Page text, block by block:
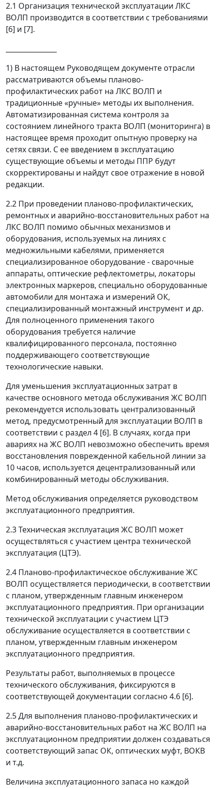
2.1 Организация технической эксплуатации ЛКС
ВОЛП производится в соответствии с требованиями
[6] и [7].
1) В настоящем Руководящем документе отрасли
рассматриваются объемы планово-
профилактических работ на ЛКС ВОЛП и
традиционные «ручные» методы их выполнения.
Автоматизированная система контроля за
состоянием линейного тракта ВОЛП (мониторинга) в
настоящее время проходит опытную проверку на
сетях связи. С ее введением в эксплуатацию
существующие объемы и методы ППР будут
скорректированы и найдут свое отражение в новой
редакции.
2.2 При проведении планово-профилактических,
ремонтных и аварийно-восстановительных работ на
ЛКС ВОЛП помимо обычных механизмов и
оборудования, используемых на линиях с
медножильными кабелями, применяется
специализированное оборудование - сварочные
аппараты, оптические рефлектометры, локаторы
электронных маркеров, специально оборудованные
автомобили для монтажа и измерений ОК,
специализированный монтажный инструмент и др.
Для полноценного применения такого
оборудования требуется наличие
квалифицированного персонала, постоянно
поддерживающего соответствующие
технологические навыки.
Для уменьшения эксплуатационных затрат в
качестве основного метода обслуживания ЖС ВОЛП
рекомендуется использовать централизованный
метод, предусмотренный для эксплуатации ВОЛП в
соответствии с раздел 4 [6]. В случаях, когда при
авариях на ЖС ВОЛП невозможно обеспечить время
восстановления поврежденной кабельной линии за
10 часов, используется децентрализованный или
комбинированный методы обслуживания.
Метод обслуживания определяется руководством
эксплуатационного предприятия.
2.3 Техническая эксплуатация ЖС ВОЛП может
осуществляться с участием центра технической
эксплуатация (ЦТЭ).
2.4 Планово-профилактическое обслуживание ЖС
ВОЛП осуществляется периодически, в соответствии
с планом, утвержденным главным инженером
эксплуатационного предприятия. При организации
технической эксплуатации с участием ЦТЭ
обслуживание осуществляется в соответствии с
планом, утвержденным главным инженером
эксплуатационного предприятия.
Результаты работ, выполняемых в процессе
технического обслуживания, фиксируются в
соответствующей документации согласно 4.6 [6].
2.5 Для выполнения планово-профилактических и
аварийно-восстановительных работ на ЖС ВОЛП на
эксплуатационном предприятии должен создаваться
соответствующий запас ОК, оптических муфт, ВОКВ
и т.д.
Величина эксплуатационного запаса но каждой